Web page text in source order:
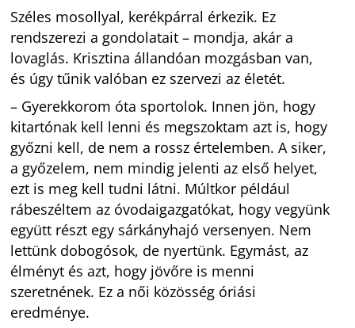
Széles mosollyal, kerékpárral érkezik. Ez
rendszerezi a gondolatait – mondja, akár a
lovaglás. Krisztina állandóan mozgásban van,
és úgy tűnik valóban ez szervezi az életét.
– Gyerekkorom óta sportolok. Innen jön, hogy
kitartónak kell lenni és megszoktam azt is, hogy
győzni kell, de nem a rossz értelemben. A siker,
a győzelem, nem mindig jelenti az első helyet,
ezt is meg kell tudni látni. Múltkor például
rábeszéltem az óvodaigazgatókat, hogy vegyünk
együtt részt egy sárkányhajó versenyen. Nem
lettünk dobogósok, de nyertünk. Egymást, az
élményt és azt, hogy jövőre is menni
szeretnének. Ez a női közösség óriási
eredménye.